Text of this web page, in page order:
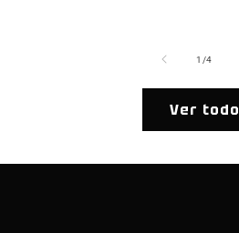
1 /de
4
Ver todo